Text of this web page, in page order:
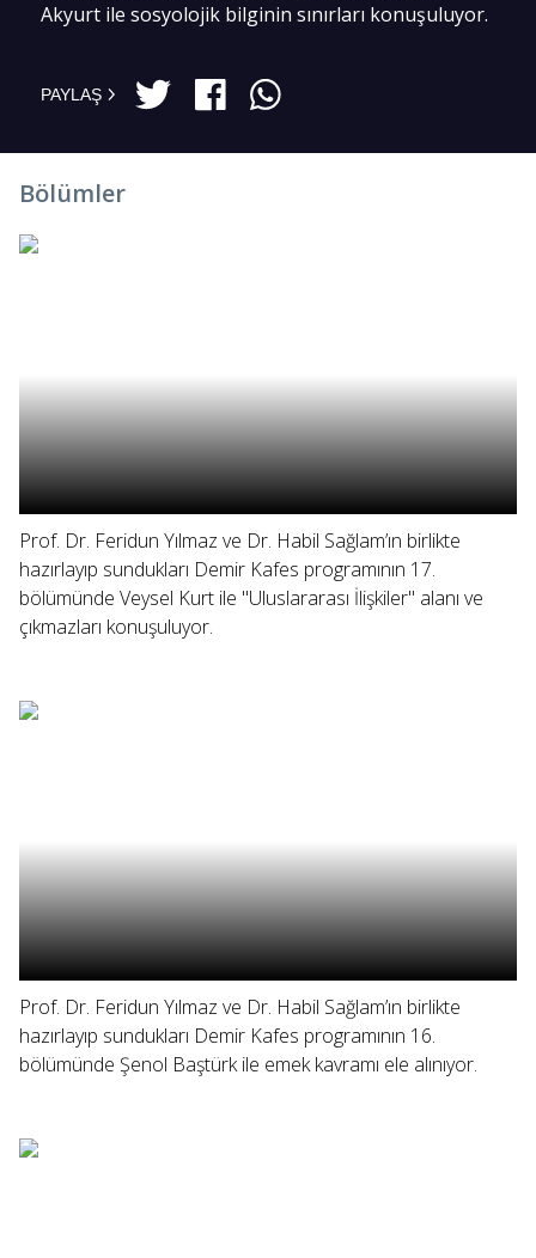
Akyurt ile sosyolojik bilginin sınırları konuşuluyor.
PAYLAŞ
Bölümler
Prof. Dr. Feridun Yılmaz ve Dr. Habil Sağlam’ın birlikte
hazırlayıp sundukları Demir Kafes programının 17.
bölümünde Veysel Kurt ile "Uluslararası İlişkiler" alanı ve
çıkmazları konuşuluyor.
Prof. Dr. Feridun Yılmaz ve Dr. Habil Sağlam’ın birlikte
hazırlayıp sundukları Demir Kafes programının 16.
bölümünde Şenol Baştürk ile emek kavramı ele alınıyor.